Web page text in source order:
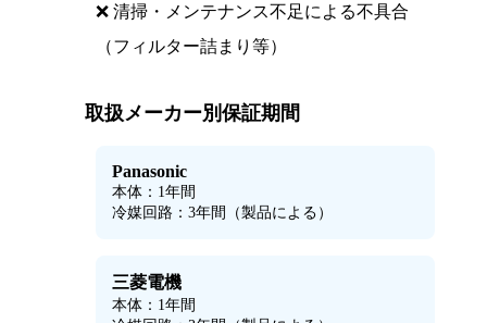
❌ 清掃・メンテナンス不足による不具合
（フィルター詰まり等）
取扱メーカー別保証期間
Panasonic
本体：1年間
冷媒回路：3年間（製品による）
三菱電機
本体：1年間